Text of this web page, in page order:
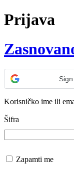
Prijava
Korisničko ime ili
Šifra
Zapamti me